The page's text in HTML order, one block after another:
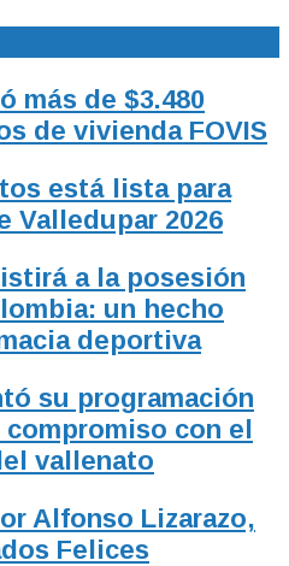
más de $3.480
de vivienda FOVIS
está lista para
Valledupar 2026
a la posesión
un hecho
deportiva
su programación
con el
vallenato
Alfonso Lizarazo,
Felices